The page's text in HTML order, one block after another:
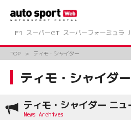
ツ
ス
F1 スーパーGT スーパーフォーミュラ
TOP ティモ・シャイダー
ティモ・シャイダ
ティモ・シャイダー ニ